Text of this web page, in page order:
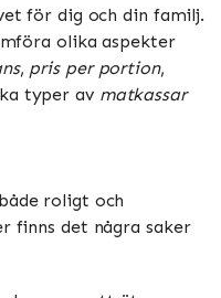
för dig och din familj.
olika aspekter
, pris per portion,
typer av matkassar
roligt och
finns det några saker